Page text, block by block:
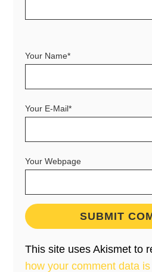
Your Name*
Your E-Mail*
Your Webpage
This site uses Akismet to
how your comment data